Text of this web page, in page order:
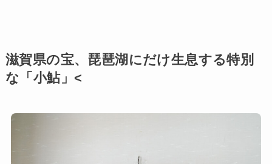
滋賀県の宝、琵琶湖にだけ生息する特別
な「小鮎」<